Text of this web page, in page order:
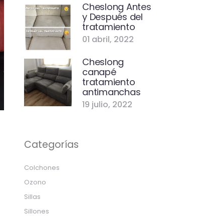
Cheslong Antes
y Después del
tratamiento
01 abril, 2022
Cheslong
canapé
tratamiento
antimanchas
19 julio, 2022
Categorías
Colchones
Ozono
Sillas
Sillones